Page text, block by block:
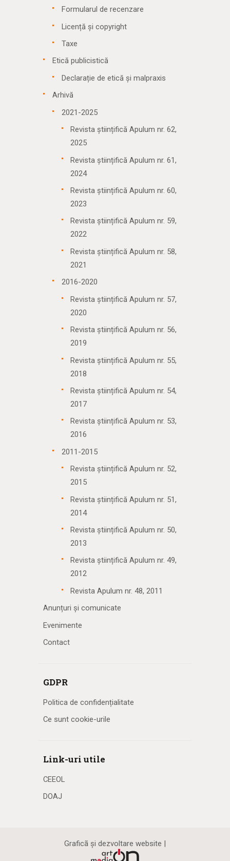
Formularul de recenzare
Licență și copyright
Taxe
Etică publicistică
Declarație de etică și malpraxis
Arhivă
2021-2025
Revista științifică Apulum nr. 62,
2025
Revista științifică Apulum nr. 61,
2024
Revista științifică Apulum nr. 60,
2023
Revista științifică Apulum nr. 59,
2022
Revista științifică Apulum nr. 58,
2021
2016-2020
Revista științifică Apulum nr. 57,
2020
Revista științifică Apulum nr. 56,
2019
Revista științifică Apulum nr. 55,
2018
Revista științifică Apulum nr. 54,
2017
Revista științifică Apulum nr. 53,
2016
2011-2015
Revista științifică Apulum nr. 52,
2015
Revista științifică Apulum nr. 51,
2014
Revista științifică Apulum nr. 50,
2013
Revista științifică Apulum nr. 49,
2012
Revista Apulum nr. 48, 2011
Anunțuri și comunicate
Evenimente
Contact
GDPR
Politica de confidențialitate
Ce sunt cookie-urile
Link-uri utile
CEEOL
DOAJ
Graficã și dezvoltare website |